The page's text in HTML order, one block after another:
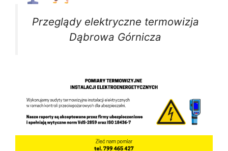
Przeglądy elektryczne termowizja
Dąbrowa Górnicza